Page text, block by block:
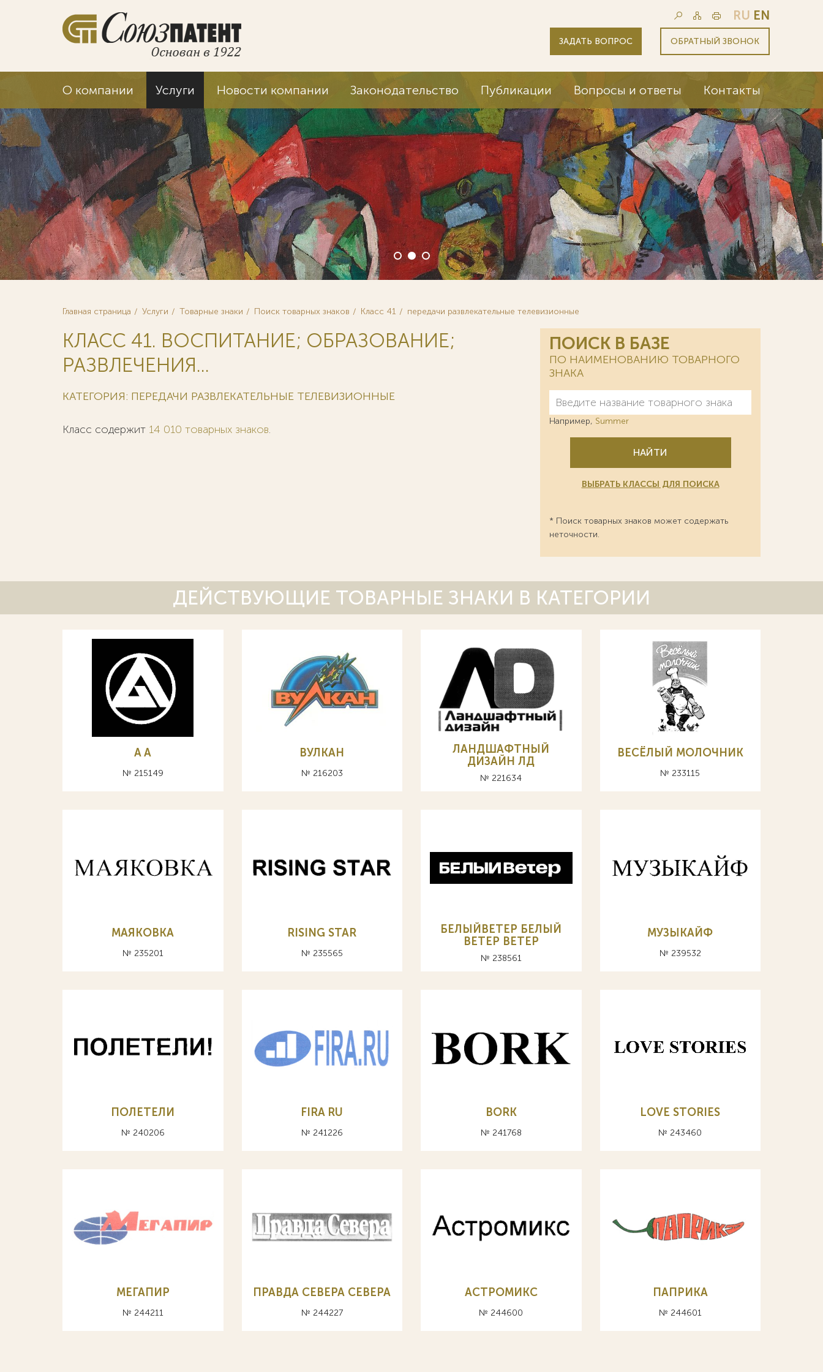
RU EN
ЗАДАТЬ ВОПРОС ОБРАТНЫЙ ЗВОНОК
О компании Услуги Новости компании Законодательство Публикации Вопросы и ответы Контакты
Мы ведем дела 6 из 12 крупнейших
корпораций мира (Fortune Global 500)
Главная страница Услуги Товарные знаки Поиск товарных знаков Класс 41 передачи развлекательные телевизионные
КЛАСС 41. ВОСПИТАНИЕ; ОБРАЗОВАНИЕ;
РАЗВЛЕЧЕНИЯ...
КАТЕГОРИЯ: ПЕРЕДАЧИ РАЗВЛЕКАТЕЛЬНЫЕ ТЕЛЕВИЗИОННЫЕ
Класс содержит 14 010 товарных знаков.
ПОИСК В БАЗЕ
ПО НАИМЕНОВАНИЮ ТОВАРНОГО
ЗНАКА
Например, Summer
НАЙТИ
ВЫБРАТЬ КЛАССЫ ДЛЯ ПОИСКА
* Поиск товарных знаков может содержать
неточности.
ДЕЙСТВУЮЩИЕ ТОВАРНЫЕ ЗНАКИ В КАТЕГОРИИ
A А
№ 215149
ВУЛКАН
№ 216203
ЛАНДШАФТНЫЙ
ДИЗАЙН ЛД
№ 221634
ВЕСЁЛЫЙ МОЛОЧНИК
№ 233115
МАЯКОВКА
№ 235201
RISING STAR
№ 235565
БЕЛЫЙВЕТЕР БЕЛЫЙ
ВЕТЕР BETEP
№ 238561
МУЗЫКАЙФ
№ 239532
ПОЛЕТЕЛИ
№ 240206
FIRA RU
№ 241226
BORK
№ 241768
LOVE STORIES
№ 243460
МЕГАПИР
№ 244211
ПРАВДА СЕВЕРА CEBEPA
№ 244227
АСТРОМИКС
№ 244600
ПАПРИКА
№ 244601